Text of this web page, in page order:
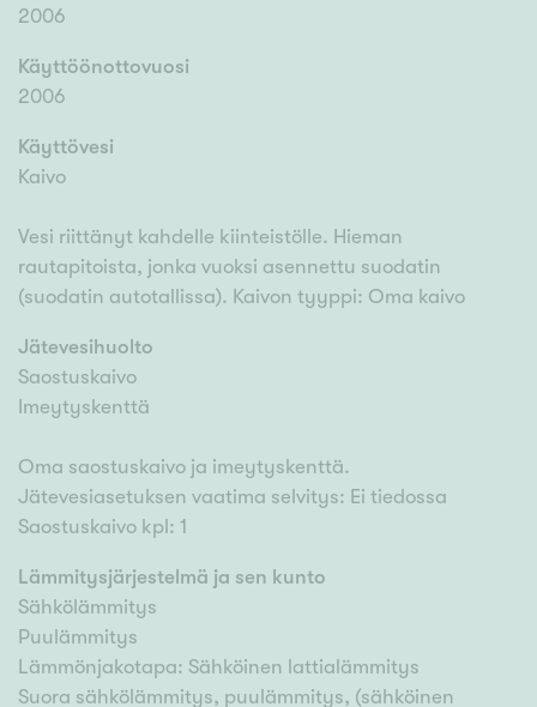
2006
Käyttöönottovuosi
2006
Käyttövesi
Kaivo
Vesi riittänyt kahdelle kiinteistölle. Hieman
rautapitoista, jonka vuoksi asennettu suodatin
(suodatin autotallissa). Kaivon tyyppi: Oma kaivo
Jätevesihuolto
Saostuskaivo
Imeytyskenttä
Oma saostuskaivo ja imeytyskenttä.
Jätevesiasetuksen vaatima selvitys: Ei tiedossa
Saostuskaivo kpl: 1
Lämmitysjärjestelmä ja sen kunto
Sähkölämmitys
Puulämmitys
Lämmönjakotapa: Sähköinen lattialämmitys
Suora sähkölämmitys, puulämmitys, (sähköinen